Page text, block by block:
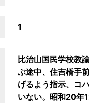
1
比治山国民学校教
ぶ途中、住吉橋手
げるよう指示、コ
いない。昭和20年